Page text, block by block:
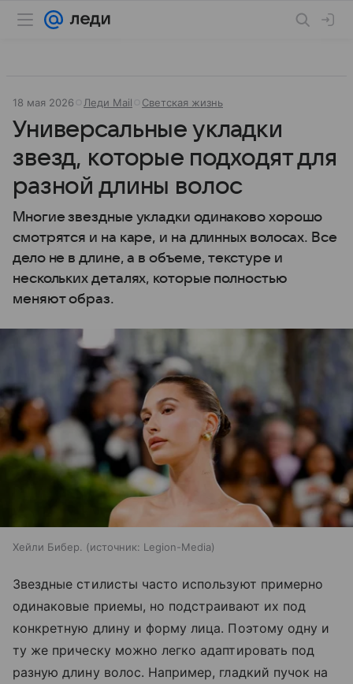
18 мая 2026 Леди Mail Светская жизнь
Универсальные укладки
звезд, которые подходят для
разной длины волос
Многие звездные укладки одинаково хорошо
смотрятся и на каре, и на длинных волосах. Все
дело не в длине, а в объеме, текстуре и
нескольких деталях, которые полностью
меняют образ.
Хейли Бибер. источник: Legion-Media
Звездные стилисты часто используют примерно
одинаковые приемы, но подстраивают их под
конкретную длину и форму лица. Поэтому одну и
ту же прическу можно легко адаптировать под
разную длину волос. Например, гладкий пучок на